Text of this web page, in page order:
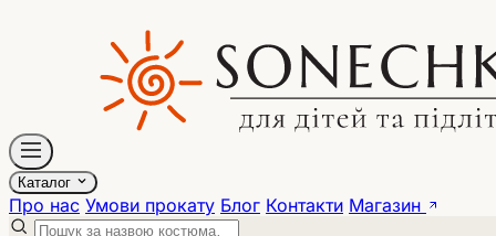
Каталог
Про нас Умови прокату Блог Контакти Магазин